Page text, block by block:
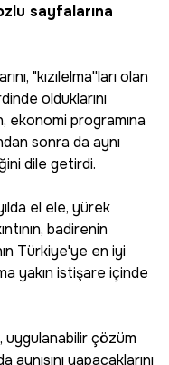
sayfalarına
"kızılelma''ları olan
olduklarını
ekonomi programına
sonra da aynı
dile getirdi.
el ele, yürek
badirenin
Türkiye'ye en iyi
yakın istişare içinde
uygulanabilir çözüm
yapacaklarını